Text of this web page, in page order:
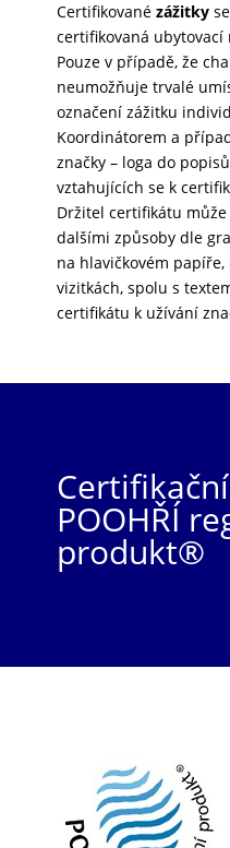
Certifikované zážitky
certifikovaná ubytovací
Pouze v případě, že
neumožňuje trvalé
označení zážitku
Koordinátorem a
značky – loga do
vztahujících se k
Držitel certifikátu
dalšími způsoby dle
na hlavičkovém
vizitkách, spolu s
certifikátu k užívání
POOHŘÍ
produkt®